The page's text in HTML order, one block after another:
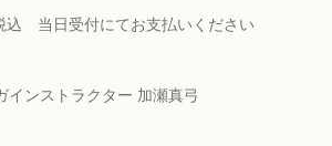
当日受付にてお支払いください
ンストラクター 加瀬真弓